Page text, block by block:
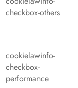
checkbox-others
cookielawinfo-
checkbox-
performance